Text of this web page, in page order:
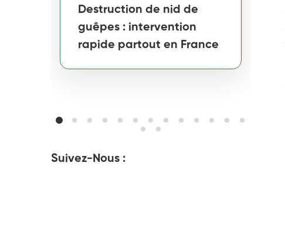
Destruction de nid de
guêpes : intervention
rapide partout en France
Suivez-Nous :